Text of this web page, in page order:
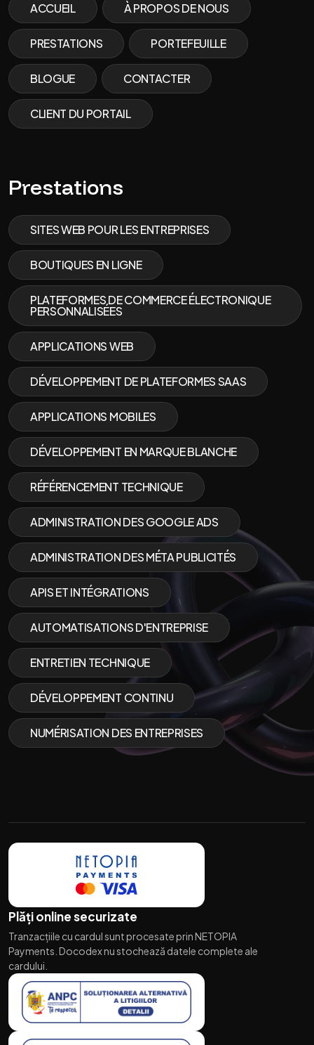
ACCUEIL À PROPOS DE NOUS
PRESTATIONS PORTEFEUILLE
BLOGUE CONTACTER
CLIENT DU PORTAIL
Prestations
SITES WEB POUR LES ENTREPRISES
BOUTIQUES EN LIGNE
PLATEFORMES DE COMMERCE ÉLECTRONIQUE
PERSONNALISÉES
APPLICATIONS WEB
DÉVELOPPEMENT DE PLATEFORMES SAAS
APPLICATIONS MOBILES
DÉVELOPPEMENT EN MARQUE BLANCHE
RÉFÉRENCEMENT TECHNIQUE
ADMINISTRATION DES GOOGLE ADS
ADMINISTRATION DES MÉTA PUBLICITÉS
APIS ET INTÉGRATIONS
AUTOMATISATIONS D'ENTREPRISE
ENTRETIEN TECHNIQUE
DÉVELOPPEMENT CONTINU
NUMÉRISATION DES ENTREPRISES
Plăți online securizate
Tranzacțiile cu cardul sunt procesate prin NETOPIA
Payments. Docodex nu stochează datele complete ale
cardului.